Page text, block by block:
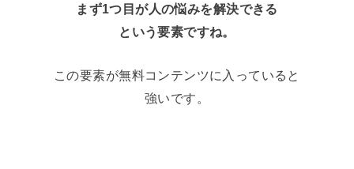
まず1つ目が人の悩みを解決できる
という要素ですね。
この要素が無料コンテンツに入っていると
強いです。